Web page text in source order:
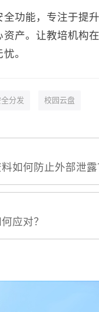
功能，专注于提
产。让教培机构
。
分发 校园云盘
如何防止外部泄
应对？